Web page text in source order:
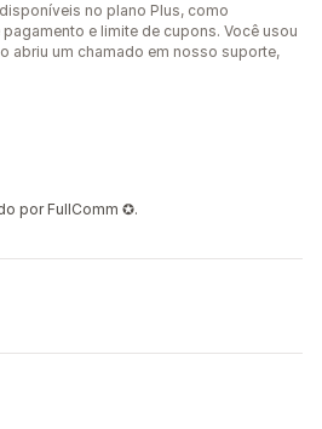
no plano Plus, como
e limite de cupons. Você usou
abriu um chamado em nosso suporte,
por FullComm ✪.